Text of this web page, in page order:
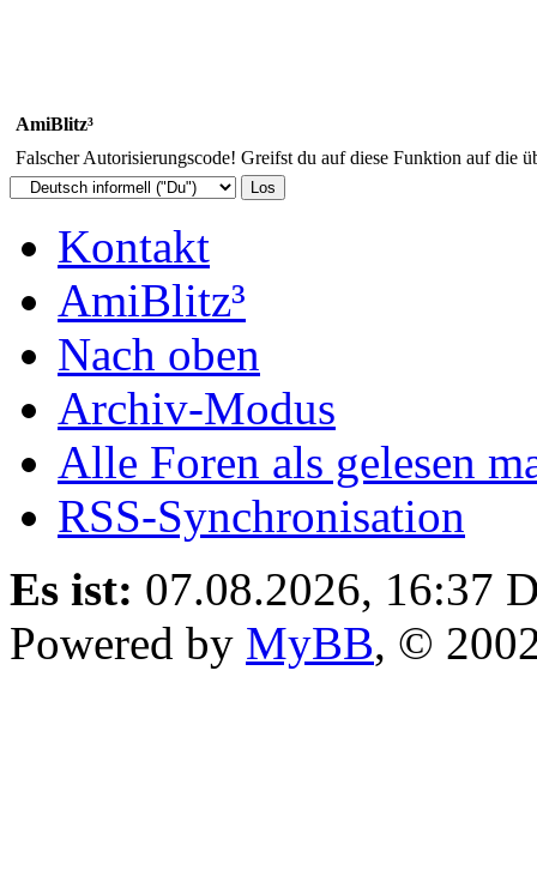
AmiBlitz³
Falscher Autorisierungscode! Greifst du auf diese Funktion auf die
Kontakt
AmiBlitz³
Nach oben
Archiv-Modus
Alle Foren als gelesen
RSS-Synchronisation
Es ist: 07.08.2026, 16:37
Powered by MyBB, ©